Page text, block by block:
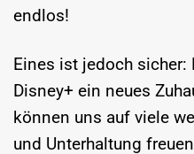
endlos!
Eines ist jedoch sicher:
Disney+ ein neues
können uns auf viele
und Unterhaltung